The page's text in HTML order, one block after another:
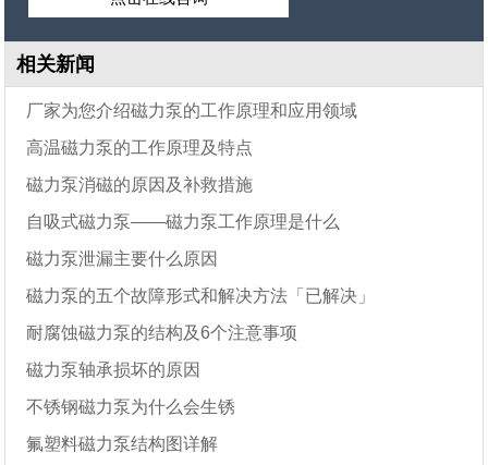
相关新闻
厂家为您介绍磁力泵的工作原理和应用领域
高温磁力泵的工作原理及特点
磁力泵消磁的原因及补救措施
自吸式磁力泵——磁力泵工作原理是什么
磁力泵泄漏主要什么原因
磁力泵的五个故障形式和解决方法「已解决」
耐腐蚀磁力泵的结构及6个注意事项
磁力泵轴承损坏的原因
不锈钢磁力泵为什么会生锈
氟塑料磁力泵结构图详解